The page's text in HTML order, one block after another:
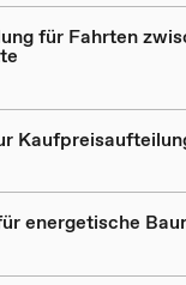
für Fahrten
energetische